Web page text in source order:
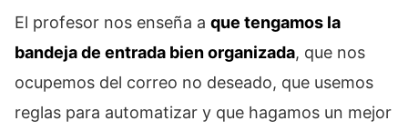
El profesor nos enseña a que tengamos la
bandeja de entrada bien organizada, que nos
ocupemos del correo no deseado, que usemos
reglas para automatizar y que hagamos un mejor